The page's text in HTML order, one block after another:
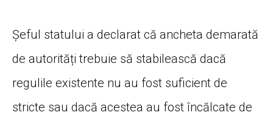
Șeful statului a declarat că ancheta demarată
de autorități trebuie să stabilească dacă
regulile existente nu au fost suficient de
stricte sau dacă acestea au fost încălcate de